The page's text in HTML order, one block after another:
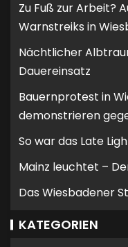
Zu Fuß zur Arbeit?
Warnstreiks in
Nächtlicher
Dauereinsatz
Bauernprotest in
demonstrieren
So war das Late
Mainz leuchtet –
Das Wiesbadener
KATEGORIEN